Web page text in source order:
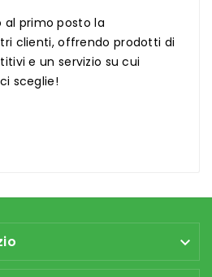
primo posto la
clienti, offrendo prodotti di
e un servizio su cui
sceglie!
